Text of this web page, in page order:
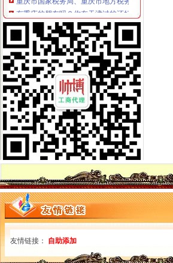
有重庆的朋友吗？你在天津过的还好吗？（转载）
重庆注册税务招聘_重庆注册税务招聘信息_智联
《重庆市国税小规模申报》_优秀范文十篇
重庆招聘税务专员_重庆弘昇管道有限公司招聘-汇
重庆税务登记证挂失电话-沙坪坝沙坪坝广告媒-重
【税收管理】重庆市地方税务局关于印发《“三证
重庆地税的微博
重庆税务策划招聘_重庆税务策划招聘信息_智联
重庆沙坪坝门户网
重庆国税网上申报系统：
重庆营业执照代办【工商代办免费咨询】重庆益
重庆财税公司-重庆亿源公司_重庆亿源_重庆市亿
代理记账|税务代理与咨询-重庆君立企业管理咨询
重庆高档住宅土地增值税预征率上调至2%_网易北
重庆代理各项纳税申报-商务服务-久久信息网
【代理记帐、办理工商税务相关事宜等】厂家,价
重庆代理记账如何办理税务登记变更_搜狐其它_搜
国务制办公室地方规章重庆市税收征管保障办
重庆财务会计-税务招聘-新百胜餐饮（武汉）有
以增经济发展动力为遵循重庆市国税局扎实推进
重庆高档住宅土地增值税预征率上调至2%_国内
友情链接： 自助添加